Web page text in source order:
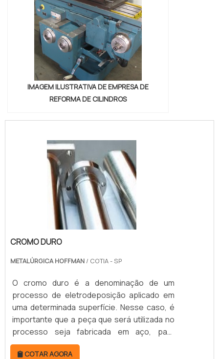
IMAGEM ILUSTRATIVA DE EMPRESA DE
REFORMA DE CILINDROS
CROMO DURO
METALÚRGICA HOFFMAN / COTIA - SP
O cromo duro é a denominação de um
processo de eletrodeposição aplicado em
uma determinada superfície. Nesse caso, é
importante que a peça que será utilizada no
processo seja fabricada em aço, para
permitir que a superfície realize as funções
de modo mais eficiente e seguro. MAIS
COTAR AGORA